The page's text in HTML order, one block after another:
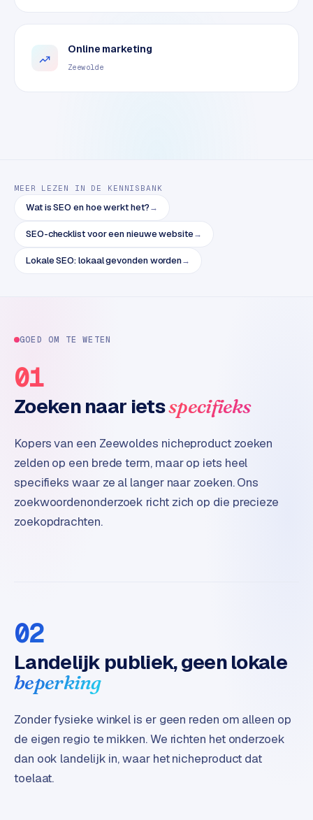
o
m
m
k
c
e
s
n
i
k
e
W
o
n
t
r
i
u
I
n
Online marketing
Zeewolde
MEER LEZEN IN DE KENNISBANK
Wat is SEO en hoe werkt het?→
SEO-checklist voor een nieuwe website→
Lokale SEO: lokaal gevonden worden→
GOED OM TE WETEN
01
Zoeken naar ietsspecifieks
Kopers van een Zeewoldes nicheproduct zoeken
zelden op een brede term, maar op iets heel
specifieks waar ze al langer naar zoeken. Ons
zoekwoordenonderzoek richt zich op die precieze
zoekopdrachten.
02
Landelijk publiek, geen lokale
beperking
Zonder fysieke winkel is er geen reden om alleen op
de eigen regio te mikken. We richten het onderzoek
dan ook landelijk in, waar het nicheproduct dat
toelaat.